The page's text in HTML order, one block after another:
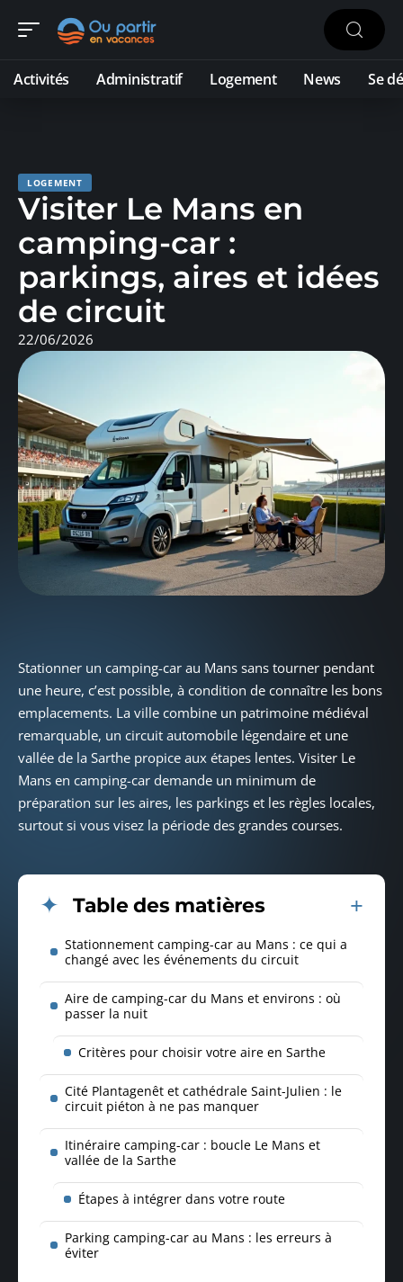
Activités Administratif Logement News Se
LOGEMENT
Visiter Le Mans en
camping-car :
parkings, aires et idées
de circuit
22/06/2026
Stationner un camping-car au Mans sans tourner pendant
une heure, c’est possible, à condition de connaître les bons
emplacements. La ville combine un patrimoine médiéval
remarquable, un circuit automobile légendaire et une
vallée de la Sarthe propice aux étapes lentes. Visiter Le
Mans en camping-car demande un minimum de
préparation sur les aires, les parkings et les règles locales,
surtout si vous visez la période des grandes courses.
Table des matières
Stationnement camping-car au Mans : ce qui a
changé avec les événements du circuit
Aire de camping-car du Mans et environs : où
passer la nuit
Critères pour choisir votre aire en Sarthe
Cité Plantagenêt et cathédrale Saint-Julien : le
circuit piéton à ne pas manquer
Itinéraire camping-car : boucle Le Mans et
vallée de la Sarthe
Étapes à intégrer dans votre route
Parking camping-car au Mans : les erreurs à
éviter